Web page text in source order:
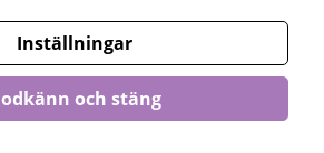
Inställningar
och stäng